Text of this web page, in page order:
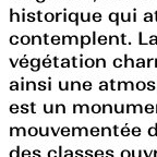
historique qui
contemplent.
végétation
ainsi une
est un
mouvementée
des classes